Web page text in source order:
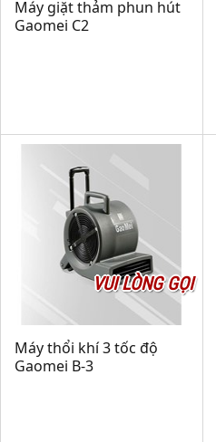
Máy giặt thảm phun hút
Gaomei C2
VUI LÒNG GỌI
Máy thổi khí 3 tốc độ
Gaomei B-3